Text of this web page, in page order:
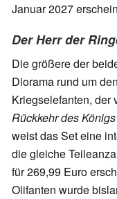
Januar 2027
Der Herr der
Die größere der
Diorama rund um
Kriegselefanten, der
Rückkehr des Königs
weist das Set eine
die gleiche
für 269,99 Euro
Olifanten wurde